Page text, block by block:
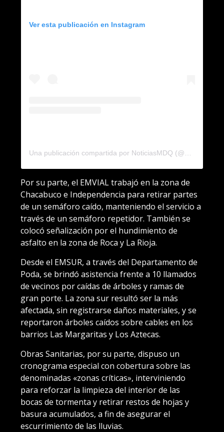
Ver esta publicación en Instagram
Por su parte, el EMVIAL trabajó en la zona de
Chacabuco e Independencia para retirar partes
de un semáforo caído, manteniendo el servicio a
través de un semáforo repetidor. También se
colocó señalización por el hundimiento de
asfalto en la zona de Roca y La Rioja.
Desde el EMSUR, a través del Departamento de
Poda, se brindó asistencia frente a 10 llamados
de vecinos por caídas de árboles y ramas de
gran porte. La zona sur resultó ser la más
afectada, sin registrarse daños materiales, y se
reportaron árboles caídos sobre cables en los
barrios Las Margaritas y Los Aztecas.
Obras Sanitarias, por su parte, dispuso un
cronograma especial con cobertura sobre las
denominadas «zonas críticas», interviniendo
para reforzar la limpieza del interior de las
bocas de tormenta y retirar restos de hojas y
basura acumulados, a fin de asegurar el
escurrimiento de las lluvias.